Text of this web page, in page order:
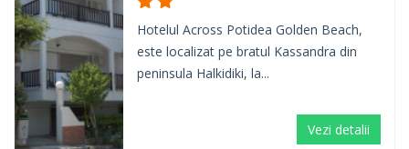
Hotelul Across Potidea Golden Beach,
este localizat pe bratul Kassandra din
peninsula Halkidiki, la...
Vezi detalii